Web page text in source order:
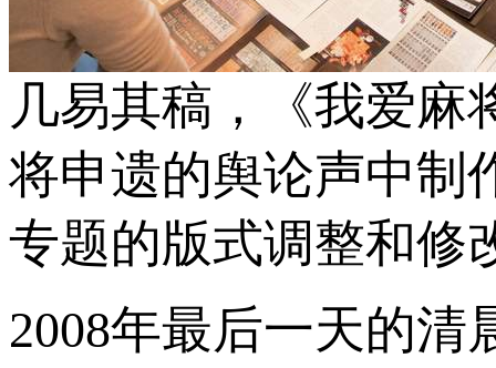
几易其稿，《我爱麻
将申遗的舆论声中制
专题的版式调整和修
2008年最后一天的